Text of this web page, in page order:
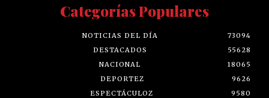
Categorías Populares
NOTICIAS DEL DÍA
73094
DESTACADOS
55628
NACIONAL
18065
DEPORTEZ
9626
ESPECTÁCULOZ
9580